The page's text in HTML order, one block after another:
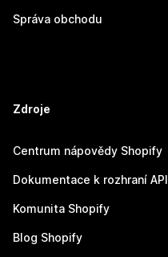
Správa obchodu
Zdroje
Centrum nápovědy Shopify
Dokumentace k rozhraní API
Komunita Shopify
Blog Shopify